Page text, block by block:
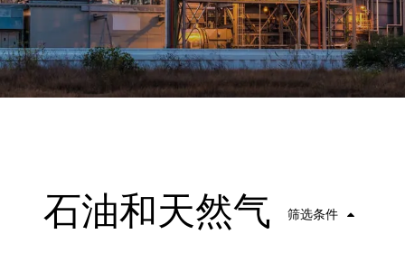
石油和天然气 筛选条件